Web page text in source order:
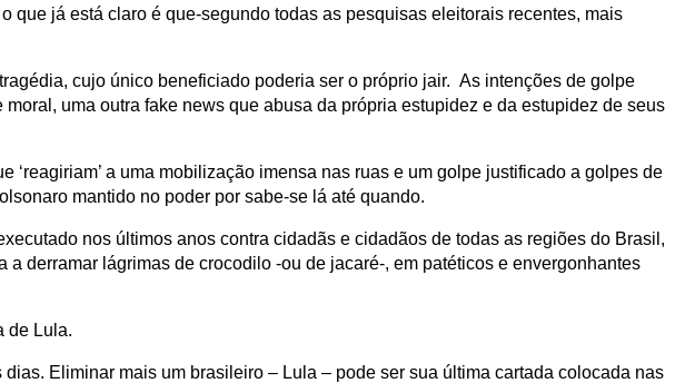
já está claro é que-segundo todas as pesquisas eleitorais recentes, mais
cujo único beneficiado poderia ser o próprio jair. As intenções de golpe
uma outra fake news que abusa da própria estupidez e da estupidez de seus
a uma mobilização imensa nas ruas e um golpe justificado a golpes de
mantido no poder por sabe-se lá até quando.
nos últimos anos contra cidadãs e cidadãos de todas as regiões do Brasil,
derramar lágrimas de crocodilo -ou de jacaré-, em patéticos e envergonhantes
de Lula.
Eliminar mais um brasileiro – Lula – pode ser sua última cartada colocada nas